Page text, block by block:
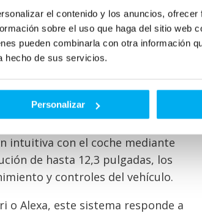
el contenido y los anuncios,
sobre el uso que haga del sitio web
pueden combinarla con otra información
hecho de sus servicios.
Personalizar
un nuevo estándar en su
y aluminio cepillado, lo que
pensado para ofrecer una
sistema de infoentretenimiento
intuitiva con el coche mediante
de hasta 12,3 pulgadas, los
y controles del vehículo.
o Alexa, este sistema responde a